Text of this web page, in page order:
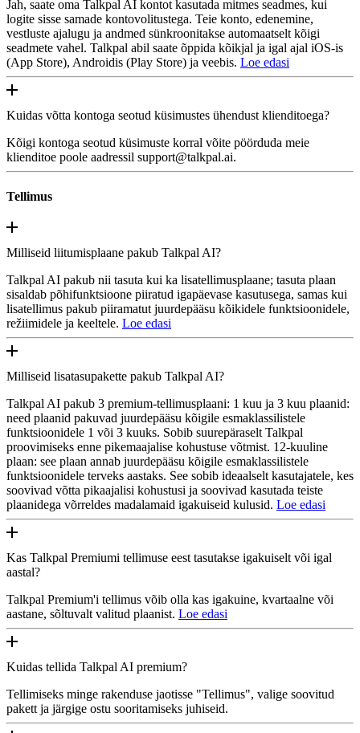
Jah, saate oma Talkpal AI kontot kasutada mitmes seadmes, kui
logite sisse samade kontovolitustega. Teie konto, edenemine,
vestluste ajalugu ja andmed sünkroonitakse automaatselt kõigi
seadmete vahel. Talkpal abil saate õppida kõikjal ja igal ajal iOS-is
(App Store), Androidis (Play Store) ja veebis. Loe edasi
Kuidas võtta kontoga seotud küsimustes ühendust klienditoega?
Kõigi kontoga seotud küsimuste korral võite pöörduda meie
klienditoe poole aadressil support@talkpal.ai.
Tellimus
Milliseid liitumisplaane pakub Talkpal AI?
Talkpal AI pakub nii tasuta kui ka lisatellimusplaane; tasuta plaan
sisaldab põhifunktsioone piiratud igapäevase kasutusega, samas kui
lisatellimus pakub piiramatut juurdepääsu kõikidele funktsioonidele,
režiimidele ja keeltele. Loe edasi
Milliseid lisatasupakette pakub Talkpal AI?
Talkpal AI pakub 3 premium-tellimusplaani: 1 kuu ja 3 kuu plaanid:
need plaanid pakuvad juurdepääsu kõigile esmaklassilistele
funktsioonidele 1 või 3 kuuks. Sobib suurepäraselt Talkpal
proovimiseks enne pikemaajalise kohustuse võtmist. 12-kuuline
plaan: see plaan annab juurdepääsu kõigile esmaklassilistele
funktsioonidele terveks aastaks. See sobib ideaalselt kasutajatele, kes
soovivad võtta pikaajalisi kohustusi ja soovivad kasutada teiste
plaanidega võrreldes madalamaid igakuiseid kulusid. Loe edasi
Kas Talkpal Premiumi tellimuse eest tasutakse igakuiselt või igal
aastal?
Talkpal Premium'i tellimus võib olla kas igakuine, kvartaalne või
aastane, sõltuvalt valitud plaanist. Loe edasi
Kuidas tellida Talkpal AI premium?
Tellimiseks minge rakenduse jaotisse "Tellimus", valige soovitud
pakett ja järgige ostu sooritamiseks juhiseid.